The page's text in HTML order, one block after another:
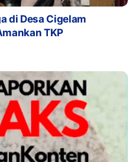
di Desa Cigelam
TKP